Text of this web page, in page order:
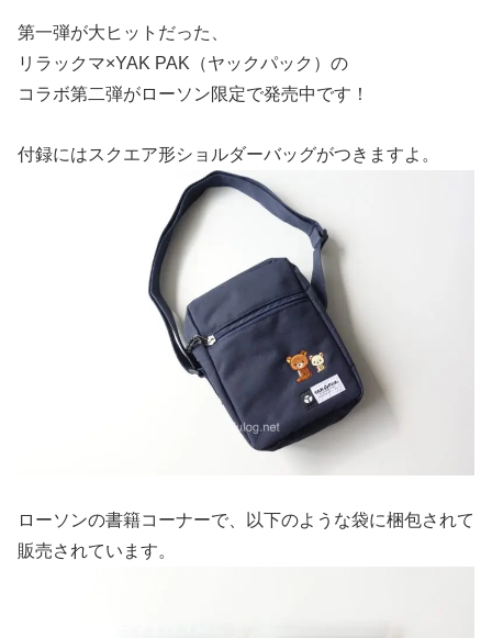
第一弾が大ヒットだった、
リラックマ×YAK PAK（ヤックパック）の
コラボ第二弾がローソン限定で発売中です！
付録にはスクエア形ショルダーバッグがつきますよ。
ローソンの書籍コーナーで、以下のような袋に梱包されて
販売されています。